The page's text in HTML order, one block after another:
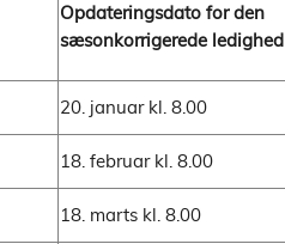
Opdateringsdato for den
sæsonkorrigerede ledighed
20. januar kl. 8.00
18. februar kl. 8.00
18. marts kl. 8.00